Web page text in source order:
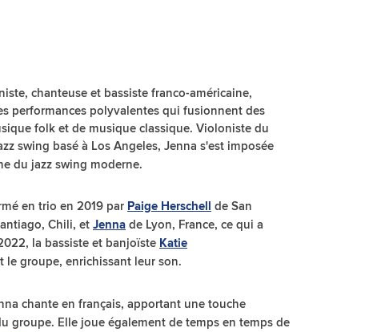
chanteuse et bassiste franco-américaine,
performances polyvalentes qui fusionnent des
folk et de musique classique. Violoniste du
swing basé à Los Angeles, Jenna s'est imposée
du jazz swing moderne.
en trio en 2019 par Paige Herschell
de San
Chili, et Jenna de Lyon, France, ce qui a
la bassiste et banjoïste Katie
le groupe, enrichissant leur son.
chante en français, apportant une touche
groupe. Elle joue également de temps en temps de